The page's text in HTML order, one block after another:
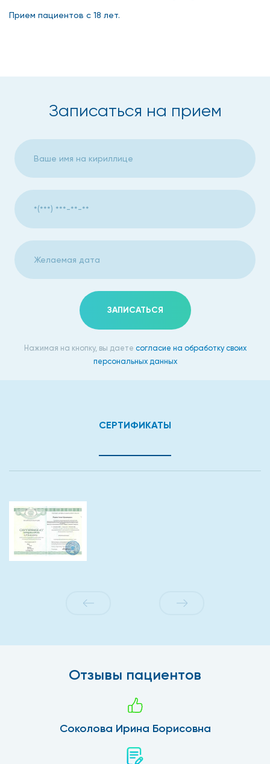
Прием пациентов с 18 лет.
Записаться на прием
ЗАПИСАТЬСЯ
Нажимая на кнопку, вы даете согласие на обработку своих
персональных данных
СЕРТИФИКАТЫ
Отзывы пациентов
Соколова Ирина Борисовна